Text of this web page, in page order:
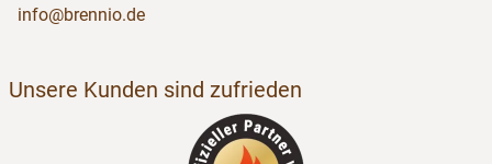
info@brennio.de
Unsere Kunden sind zufrieden